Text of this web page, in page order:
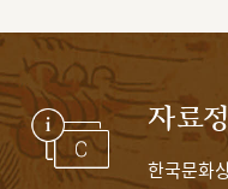
자료
한국문화